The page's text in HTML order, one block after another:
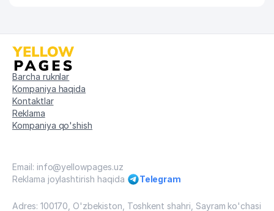
Barcha ruknlar
Kompaniya haqida
Kontaktlar
Reklama
Kompaniya qo'shish
Email: info@yellowpages.uz
Reklama joylashtirish haqida
Telegram
Adres: 100170, O'zbekiston, Toshkent shahri, Sayram ko'chasi